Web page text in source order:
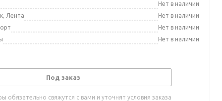
Нет в наличии
Лента
Нет в наличии
Нет в наличии
Нет в наличии
Под заказ
обязательно свяжутся с вами и уточнят условия заказа